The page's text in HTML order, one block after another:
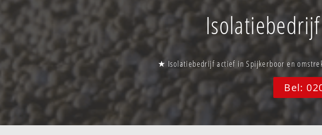
★ Isolatiebedrijf actief in Spijkerboor en
Bel: